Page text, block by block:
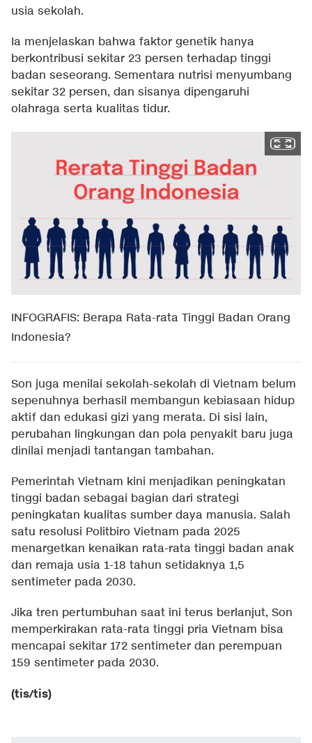
usia sekolah.
Ia menjelaskan bahwa faktor genetik hanya
berkontribusi sekitar 23 persen terhadap tinggi
badan seseorang. Sementara nutrisi menyumbang
sekitar 32 persen, dan sisanya dipengaruhi
olahraga serta kualitas tidur.
INFOGRAFIS: Berapa Rata-rata Tinggi Badan Orang
Indonesia?
Son juga menilai sekolah-sekolah di Vietnam belum
sepenuhnya berhasil membangun kebiasaan hidup
aktif dan edukasi gizi yang merata. Di sisi lain,
perubahan lingkungan dan pola penyakit baru juga
dinilai menjadi tantangan tambahan.
Pemerintah Vietnam kini menjadikan peningkatan
tinggi badan sebagai bagian dari strategi
peningkatan kualitas sumber daya manusia. Salah
satu resolusi Politbiro Vietnam pada 2025
menargetkan kenaikan rata-rata tinggi badan anak
dan remaja usia 1-18 tahun setidaknya 1,5
sentimeter pada 2030.
Jika tren pertumbuhan saat ini terus berlanjut, Son
memperkirakan rata-rata tinggi pria Vietnam bisa
mencapai sekitar 172 sentimeter dan perempuan
159 sentimeter pada 2030.
(tis/tis)